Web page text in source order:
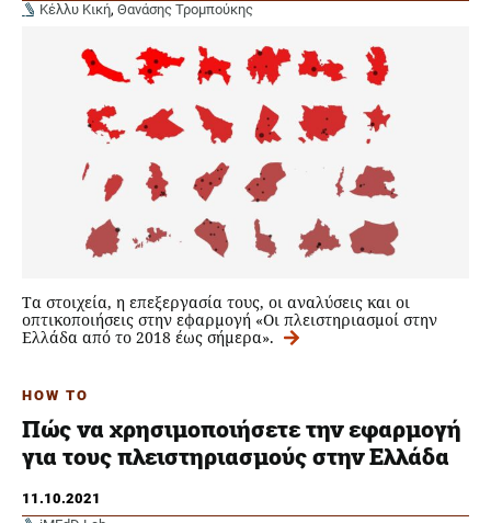
Κέλλυ Κική, Θανάσης Τρομπούκης
Τα στοιχεία, η επεξεργασία τους, οι αναλύσεις και οι
οπτικοποιήσεις στην εφαρμογή «Οι πλειστηριασμοί στην
Ελλάδα από το 2018 έως σήμερα».
HOW TO
Πώς να χρησιμοποιήσετε την εφαρμογή
για τους πλειστηριασμούς στην Ελλάδα
11.10.2021